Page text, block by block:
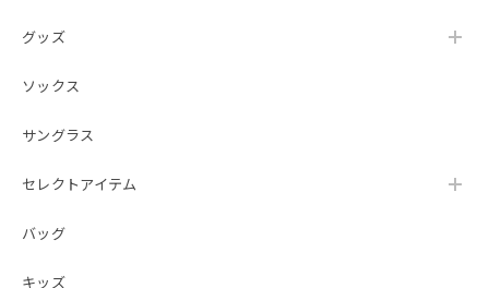
グッズ
ソックス
サングラス
セレクトアイテム
バッグ
キッズ